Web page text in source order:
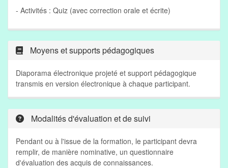
- Activités : Quiz (avec correction orale et écrite)
Moyens et supports pédagogiques
Diaporama électronique projeté et support pédagogique
transmis en version électronique à chaque participant.
Modalités d'évaluation et de suivi
Pendant ou à l'issue de la formation, le participant devra
remplir, de manière nominative, un questionnaire
d'évaluation des acquis de connaissances.